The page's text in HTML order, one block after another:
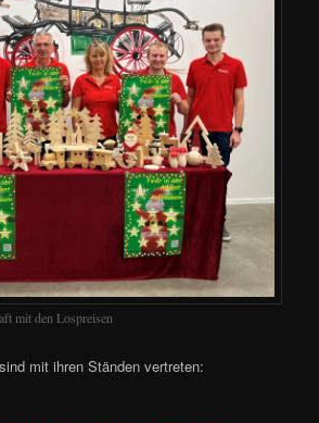
mit den Lospreisen
mit ihren Ständen vertreten: